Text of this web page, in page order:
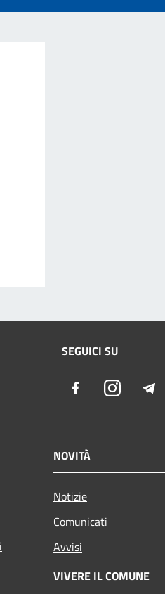
SEGUICI SU
FacebookInstagram
NOVITÀ
Notizie
Comunicati
Avvisi
VIVERE IL COMUNE